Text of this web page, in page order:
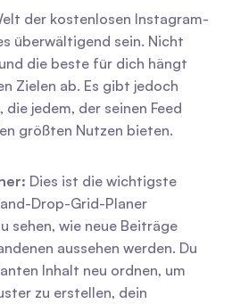
der kostenlosen Instagram-
überwältigend sein. Nicht
die beste für dich hängt
Zielen ab. Es gibt jedoch
jedem, der seinen Feed
größten Nutzen bieten.
Dies ist die wichtigste
Drop-Grid-Planer
sehen, wie neue Beiträge
aussehen werden. Du
Inhalt neu ordnen, um
zu erstellen, dein